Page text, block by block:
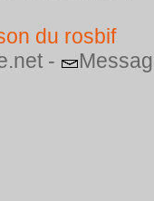
du rosbif
-